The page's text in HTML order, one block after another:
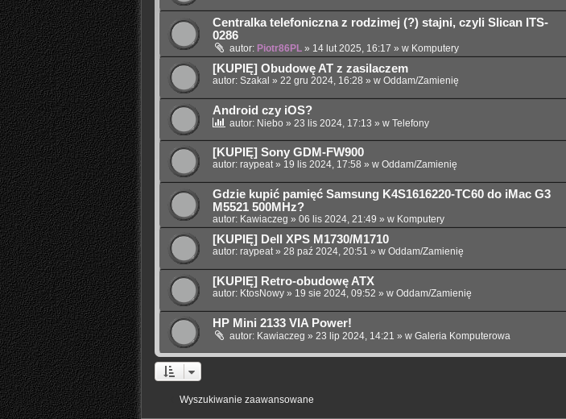
Centralka telefoniczna z rodzimej (?) stajni, czyli Slican ITS-
0286
autor: Piotr86PL » 14 lut 2025, 16:17 » w Komputery
[KUPIĘ] Obudowę AT z zasilaczem
autor: Szakal » 22 gru 2024, 16:28 » w Oddam/Zamienię
Android czy iOS?
autor: Niebo » 23 lis 2024, 17:13 » w Telefony
[KUPIĘ] Sony GDM-FW900
autor: raypeat» 19 lis 2024, 17:58 » w Oddam/Zamienię
Gdzie kupić pamięć Samsung K4S1616220-TC60 do iMac G3
M5521 500MHz?
autor: Kawiaczeg » 06 lis 2024, 21:49 » w Komputery
[KUPIĘ] Dell XPS M1730/M1710
autor: raypeat» 28 paź 2024, 20:51 » w Oddam/Zamienię
[KUPIĘ] Retro-obudowę ATX
autor: KtosNowy » 19 sie 2024, 09:52 » w Oddam/Zamienię
HP Mini 2133 VIA Power!
autor: Kawiaczeg » 23 lip 2024, 14:21 » w Galeria Komputerowa
Wyszukiwanie zaawansowane